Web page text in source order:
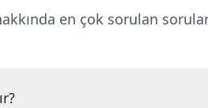
en çok sorulan